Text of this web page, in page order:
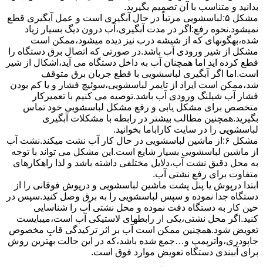
بدانید و متناسب با آن تصمیم بگیرید.
مشکل ۵:لباسشویی مرتباً در ﺣﺎل آﺑﮕﯿﺮی اﺳﺖ و ﻋﻤﻞ آﺑﮕﯿﺮی ﻗﻄﻊ
نمیشود.نحوه رﻓﻊ:اﮔﺮ در ﻣﺪت آﺑﮕﯿﺮی،آب درون دﯾﮓ ﺑﺴﯿﺎر زﯾﺎد
ﺷﺪه،بهگونهای ﮐﻪ از ﺷﯿﺸﻪ درب ﻧﯿﺰ دﯾﺪه میشود،ممکن است
مشکل از شیر ورودی آب باشد.در صورتی که اتصال برق دستگاه را
قطع کرده اید اما همچنان آب به داخل دستگاه می آید،اشکال از شیر
است.اما اگر آبگیری لباسشویی با قطع جریان برق متوقف
شد،ممکن است ایراد از تایمر لباسشویی،سوئیچ فشار و یا کم بودن
فشار آب شیلنگ ورودی آب باشد.توصیه می کنیم با تعمیرکار
متخصص برای مشکل یابی و رفع مشکل لباسشویی خود تماس
بگیرید.همچنین مطالب بیشتر در رابطه با مشکلات آبگیری
لباسشویی را در سایت کاراباما بخوانید.
مشکل ۶:از ﻣﺎﺷﯿﻦ لباسشویی در ﺣﺎل ﮐﺎر آب ﻧﺸﺖ میکند.نشت آب
از ماشین لباسشویی بسیار شایع است.این مشکل می تواند با توجه
به محل دقیق نشت آب،دلایل مختلفی داشته باشد و لذا راهکارهای
متفاوت برای رفع نشتی آب.
ابتدا درپوش یا پنل ﭘﺸﺖ ﻣﺎﺷﯿﻦ لباسشویی و درپوش ﻓﻮﻗﺎﻧﯽ را از
دستگاه ﺟﺪا ﻧﻤﻮده و ﺳﭙﺲ لباسشویی را ﺑﻪ ﺑﺮق وصل ﮐﻨﯿﺪ.سپس در
حین کار به دستگاه دقت نموده و ﻣﺤﻞ نشتی آب را ﺷﻨﺎﺳﺎﯾﯽ
کنید.اﮔﺮ ﻣﺤﻞ نشتی،ﯾﮑﯽ از رابطهای ﻻﺳﺘﯿﮑﯽ آب اﺳﺖ،میبایست
ﺗﻌﻮﯾﺾ شود.همچنین ﻣﻤﮑﻦ اﺳﺖ آب بر اثر ﺗﺮﮐﯿﺪﮔﯽ قابِ ﻣﺨﺼﻮص
ﺟﺎﭘﻮدری،واترپمپ و…جمع شده ﺑﺎﺷﺪ،ﮐﻪ در این حالت بهترین روش
برای آببندی دستگاه ﺗﻌﻮﯾﺾ ﻣﻮارد ﻓﻮق اﺳﺖ.